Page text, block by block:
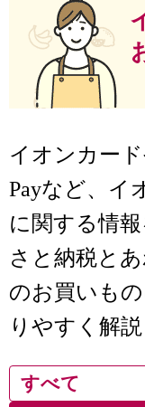
イオンカー
Payなど、イ
に関する情
さと納税と
のお買いも
りやすく解
すべて